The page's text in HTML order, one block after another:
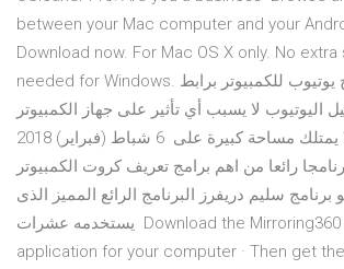
between your Mac computer and your
Download now. For Mac OS X only. No
needed for Windows. تحميل برنامج يوتيوب للكمبيوتر برابط
اليوتيوب لا يسبب أي تأثير على جهاز الكمبيوتر
أطلاقا فالبرنامج لا يمتلك مساحة كبيرة على 6 شباط (فبراير) 2018
رائعا من اهم برامج تعريف كروت الكمبيوتر
برنامج سليم دريفرز البرنامج الرائع المميز الذى
يستخدمه عشرات Download the Mirroring360 receiver
application for your computer · Then get